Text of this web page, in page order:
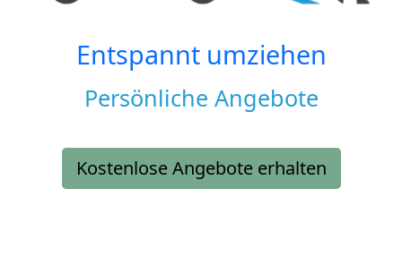
Entspannt umziehen
Persönliche Angebote
Kostenlose Angebote erhalten